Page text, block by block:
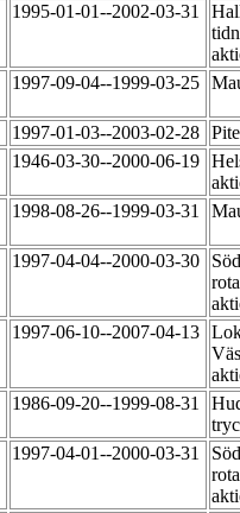
1995-01-01--2002-03-31
1997-09-04--1999-03-25
1997-01-03--2003-02-28
1946-03-30--2000-06-19
1998-08-26--1999-03-31
1997-04-04--2000-03-30
1997-06-10--2007-04-13
1986-09-20--1999-08-31
1997-04-01--2000-03-31